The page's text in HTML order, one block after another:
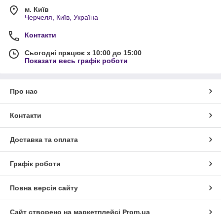
м. Київ
Черчеля, Київ, Україна
Контакти
Сьогодні працює з 10:00 до 15:00
Показати весь графік роботи
Про нас
Контакти
Доставка та оплата
Графік роботи
Повна версія сайту
Сайт створено на маркетплейсі Prom.ua